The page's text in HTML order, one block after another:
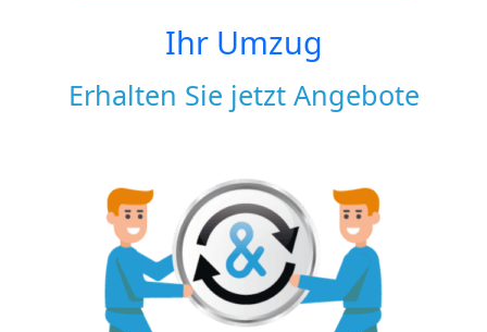
Ihr Umzug
Erhalten Sie jetzt Angebote